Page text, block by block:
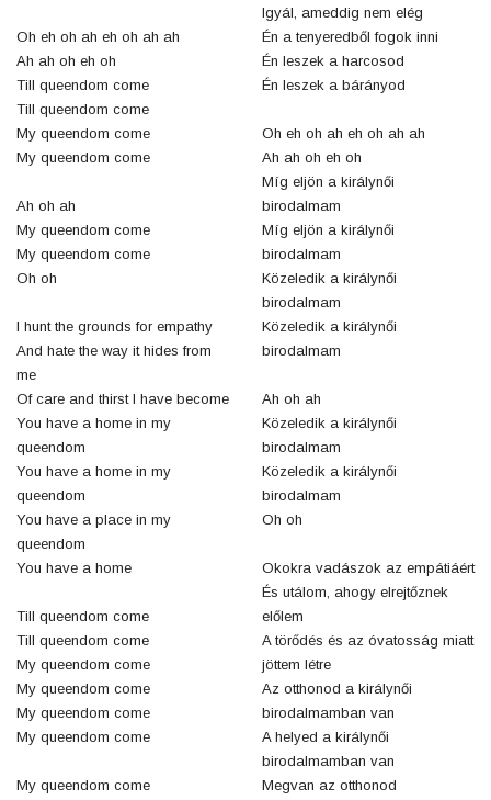
Oh eh oh ah eh oh ah ah
Ah ah oh eh oh
Till queendom come
Till queendom come
My queendom come
My queendom come
Ah oh ah
My queendom come
My queendom come
Oh oh
I hunt the grounds for empathy
And hate the way it hides from
me
Of care and thirst I have become
You have a home in my
queendom
You have a home in my
queendom
You have a place in my
queendom
You have a home
Till queendom come
Till queendom come
My queendom come
My queendom come
My queendom come
My queendom come
My queendom come
Igyál, ameddig nem elég
Én a tenyeredből fogok inni
Én leszek a harcosod
Én leszek a bárányod
Oh eh oh ah eh oh ah ah
Ah ah oh eh oh
Míg eljön a királynői
birodalmam
Míg eljön a királynői
birodalmam
Közeledik a királynői
birodalmam
Közeledik a királynői
birodalmam
Ah oh ah
Közeledik a királynői
birodalmam
Közeledik a királynői
birodalmam
Oh oh
Okokra vadászok az empátiáért
És utálom, ahogy elrejtőznek
előlem
A törődés és az óvatosság miatt
jöttem létre
Az otthonod a királynői
birodalmamban van
A helyed a királynői
birodalmamban van
Megvan az otthonod